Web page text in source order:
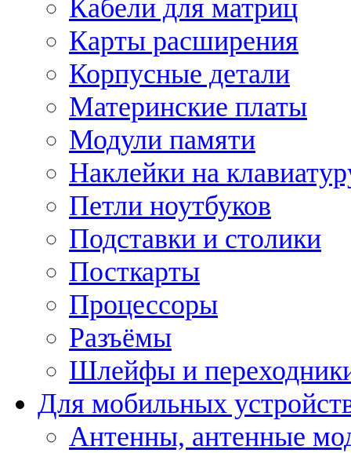
Кабели для матриц
Карты расширения
Корпусные детали
Материнские платы
Модули памяти
Наклейки на
Петли ноутбуков
Подставки и столики
Посткарты
Процессоры
Разъёмы
Шлейфы и
Для мобильных
Антенны, антенные